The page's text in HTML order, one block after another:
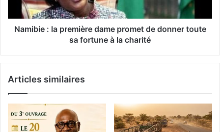
Namibie : la première dame promet de donner toute
sa fortune à la charité
Articles similaires